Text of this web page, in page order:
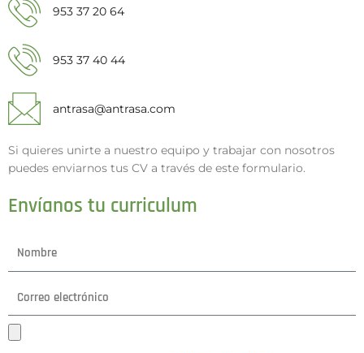
953 37 20 64
953 37 40 44
antrasa@antrasa.com
Si quieres unirte a nuestro equipo y trabajar con nosotros
puedes enviarnos tus CV a través de este formulario.
Envíanos tu curriculum